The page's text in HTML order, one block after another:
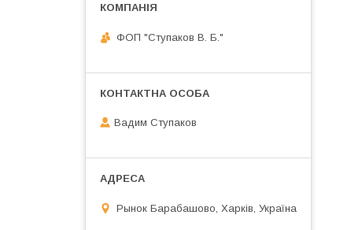
ФОП "Ступаков В. Б."
Вадим Ступаков
Рынок Барабашово, Харків, Україна